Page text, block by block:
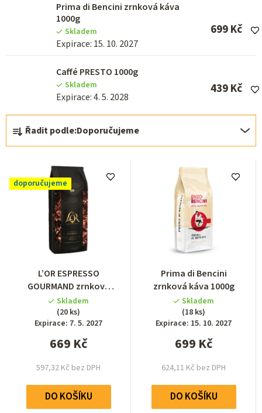
Prima di Bencini zrnková káva
1000g
Skladem
Expirace: 15. 10. 2027
699 Kč
Caffé PRESTO 1000g
Skladem
Expirace: 4. 5. 2028
439 Kč
Ř
a
e
n
Řadit podle:Doporučujeme
doporučujeme
L’OR ESPRESSO
GOURMAND zrnková
káva 1000g
hodnocení
produktu
je
4,7
z
5
Skladem
(20 ks)
Expirace: 7. 5. 2027
597,32 Kč bez DPH
669 Kč
DO KOŠÍKU
Prima di Bencini
zrnková káva 1000g
Skladem
(18 ks)
Expirace: 15. 10. 2027
624,11 Kč bez DPH
699 Kč
DO KOŠÍKU